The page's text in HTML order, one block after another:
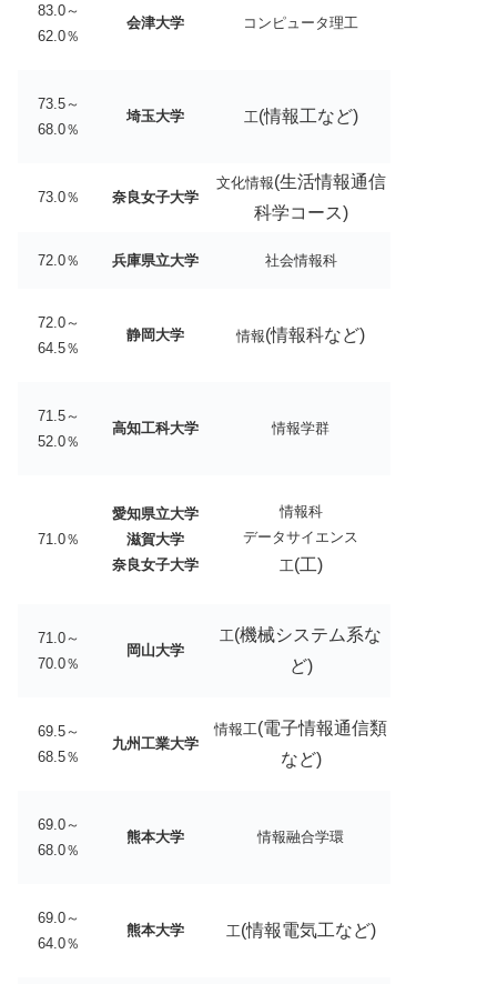
83.0～
62.0％
会津大学 コンピュータ理工
73.5～
68.0％
埼玉大学 工(情報工など)
73.0％ 奈良女子大学
文化情報(生活情報通信
科学コース)
72.0％ 兵庫県立大学 社会情報科
72.0～
64.5％
静岡大学 情報(情報科など)
71.5～
52.0％
高知工科大学 情報学群
71.0％
愛知県立大学
滋賀大学
奈良女子大学
情報科
データサイエンス
工(工)
71.0～
70.0％
岡山大学
工(機械システム系な
ど)
69.5～
68.5％
九州工業大学
情報工(電子情報通信類
など)
69.0～
68.0％
熊本大学 情報融合学環
69.0～
64.0％
熊本大学 工(情報電気工など)